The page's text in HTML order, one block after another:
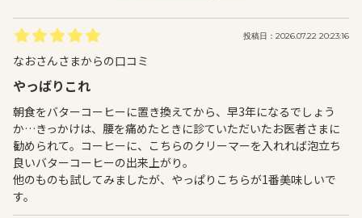
投稿日：2026.07.22 20:23:16
なおさんさまからの口コミ
やっばりこれ
朝食をバターコーヒーに置き換えてから、早3年になるでしょう
か…きっかけは、腰を痛めたときに診ていただいたお医者さまに
勧められて。コーヒーに、こちらのクリーマーを入れれば泡立ち
良いバターコーヒーの出来上がり。
他のものも試してみましたが、やっぱりこちらが1番美味しいで
す。